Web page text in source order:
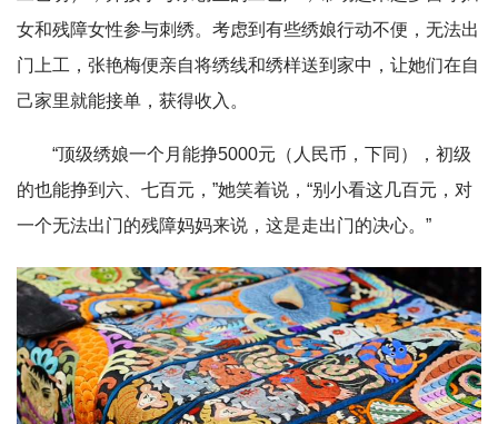
女和残障女性参与刺绣。考虑到有些绣娘行动不便，无法出
门上工，张艳梅便亲自将绣线和绣样送到家中，让她们在自
己家里就能接单，获得收入。
“顶级绣娘一个月能挣5000元（人民币，下同），初级
的也能挣到六、七百元，”她笑着说，“别小看这几百元，对
一个无法出门的残障妈妈来说，这是走出门的决心。”